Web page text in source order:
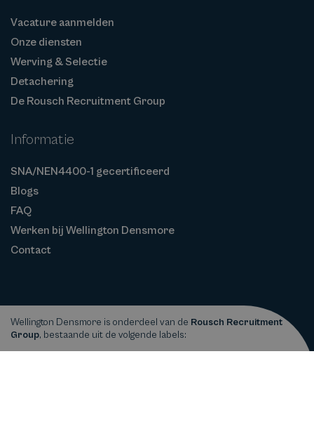
Vacature aanmelden
Onze diensten
Werving & Selectie
Detachering
De Rousch Recruitment Group
Informatie
SNA/NEN4400-1 gecertificeerd
Blogs
FAQ
Werken bij Wellington Densmore
Contact
Wellington Densmore is onderdeel van de Rousch Recruitment
Group, bestaande uit de volgende labels: